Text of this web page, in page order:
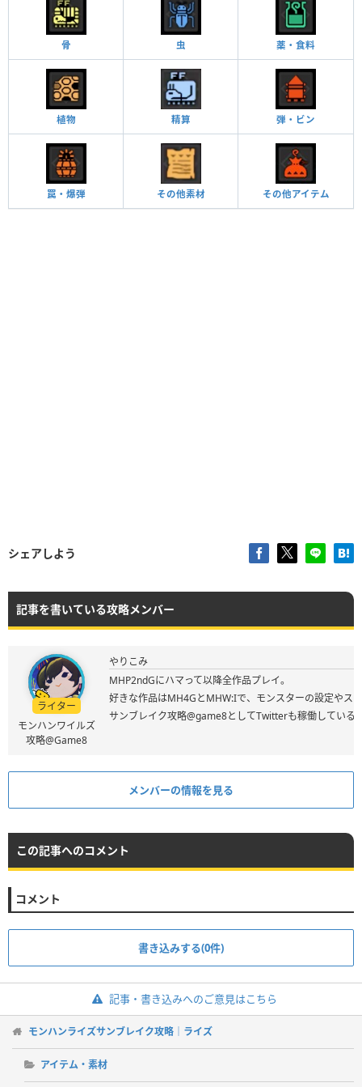
骨 虫 薬・食料
植物 精算 弾・ビン
罠・爆弾 その他素材 その他アイテム
シェアしよう
記事を書いている攻略メンバー
ライター
モンハンワイルズ
攻略@Game8
やりこみ
MHP2ndGにハマって以降全作品プレイ。
好きな作品はMH4GとMHW:Iで、モンスターの設定やス
サンブレイク攻略@game8としてTwitterも稼働している
メンバーの情報を見る
この記事へのコメント
コメント
書き込みする(0件)
記事・書き込みへのご意見はこちら
モンハンライズサンブレイク攻略｜ライズ
アイテム・素材